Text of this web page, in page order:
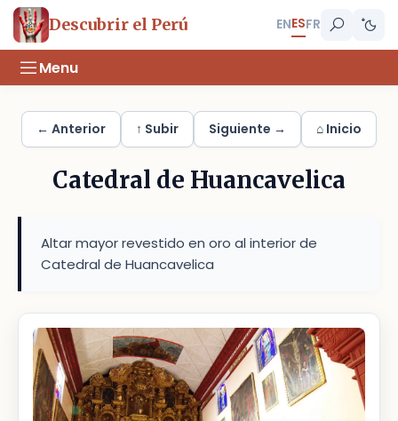
Descubrir el Perú ENESFR
Menu
← Anterior ↑ Subir Siguiente → ⌂ Inicio
Catedral de Huancavelica
Altar mayor revestido en oro al interior de
Catedral de Huancavelica